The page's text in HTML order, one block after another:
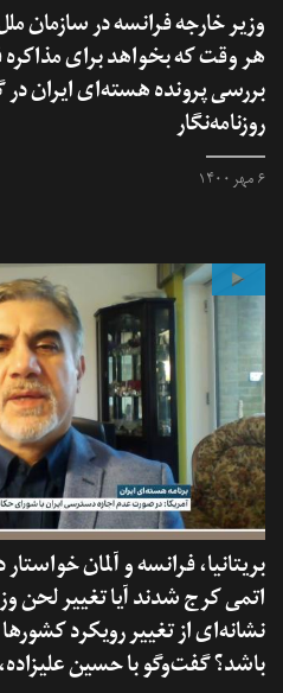
وزیر خارجه فرانسه در سازمان
هر وقت که بخواهد برای
بررسی پرونده هسته‌ای ایران
روزنامه‌نگار
۶ مهر ۱۴۰۰
بریتانیا، فرانسه و آلمان
اتمی کرج شدند آیا تغییر لحن
نشانه‌ای از تغییر رویکرد‌
باشد؟ گفت‌وگو با حسین